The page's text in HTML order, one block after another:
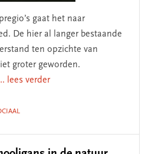
gaat het naar
De hier al langer bestaande
ten opzichte van
groter geworden.
lees verder